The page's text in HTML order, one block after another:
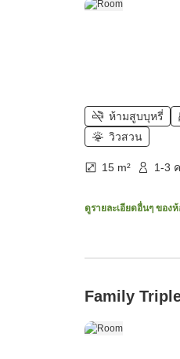
ห้ามสูบบุหรี่
วิวสวน
15 m² 1-3
ดูรายละเอียดอื่นๆ ของ
Family